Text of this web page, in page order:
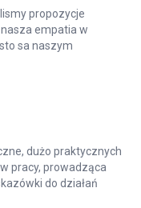
propozycje
empatia w
sa naszym
dużo praktycznych
pracy, prowadząca
do działań